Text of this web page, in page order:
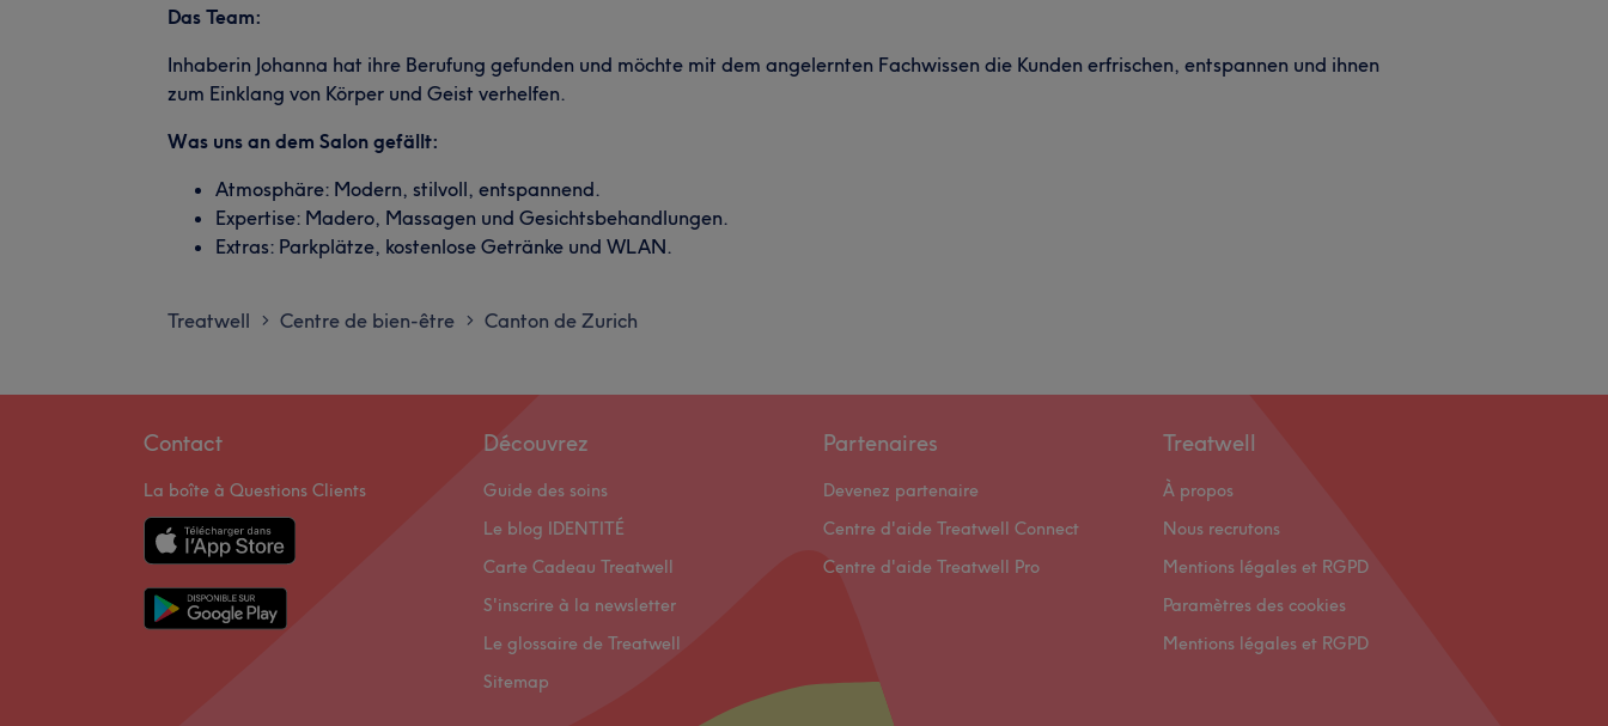
Das Team:
Inhaberin Johanna hat ihre Berufung gefunden und möchte mit dem angelernten Fachwissen die Kunden erfrischen, entspannen und ihnen
zum Einklang von Körper und Geist verhelfen.
Was uns an dem Salon gefällt:
Atmosphäre: Modern, stilvoll, entspannend.
Expertise: Madero, Massagen und Gesichtsbehandlungen.
Extras: Parkplätze, kostenlose Getränke und WLAN.
Treatwell > Centre de bien-être > Canton de Zurich
Contact
La boîte à Questions Clients
Découvrez
Guide des soins
Le blog IDENTITÉ
Carte Cadeau Treatwell
S'inscrire à la newsletter
Le glossaire de Treatwell
Sitemap
Partenaires
Devenez partenaire
Centre d'aide Treatwell Connect
Centre d'aide Treatwell Pro
Treatwell
À propos
Nous recrutons
Mentions légales et RGPD
Paramètres des cookies
Mentions légales et RGPD